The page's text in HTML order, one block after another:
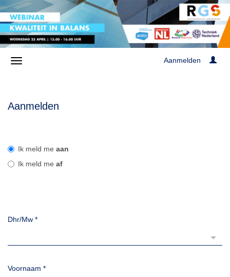
Aanmelden
Aanmelden
Ik meld me aan
Ik meld me af
Dhr/Mw *
Voornaam *